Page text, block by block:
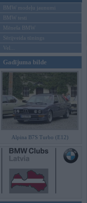
BMW modeļu jaunumi
BMW testi
Mēneša BMW
Sērijveida tūnings
Vel...
Gadījuma bilde
Alpina B7S Turbo (E12)